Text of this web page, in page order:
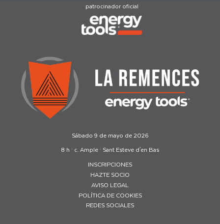
patrocinador oficial
Sábado 9 de mayo de 2026
8 h · c. Ample · Sant Esteve d'en Bas
INSCRIPCIONES
HAZTE SOCIO
AVISO LEGAL
POLÍTICA DE COOKIES
REDES SOCIALES